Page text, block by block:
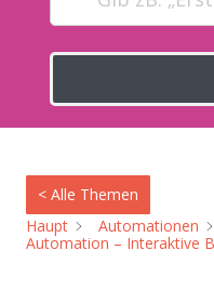
< Alle Themen
Haupt
Automationen
Automation – Interaktive